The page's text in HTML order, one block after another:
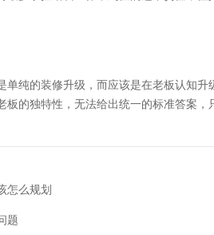
纯的装修升级，而应该是在老板认知升
板的独特性，无法给出统一的标准答案，
怎么规划
题